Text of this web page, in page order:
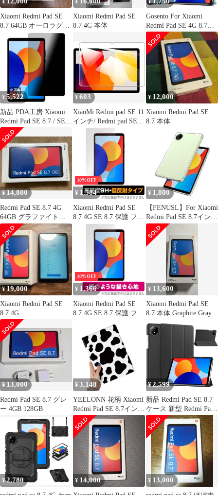
¥
Xiaomi Redmi Pad SE
8.7 64GB オーロラグリ
¥
Xiaomi Redmi Pad SE
8.7 4G 本体
¥
Gosento For Xiaomi
Redmi Pad SE 4G 8.7イ
ンチ ケース 【2024新
型】 スタンド機能付き
開閉式三つ折薄型スタ
ンドケース Xiaomi
Redmi Pad SE 4G 8.7 カ
バー (DJS)
¥ 5,522
新品 PDA工房 Xiaomi
Redmi Pad SE 8.7 / SE
8.7 4G 対応 Privacy
Shield 保護 フィルム 覗
き見防止 反射低減 日本
製
¥603
XiaoMi Redmi pad SE 11
インチ/ Redmi pad SE
8.7インチ ガラスフィル
保護フィルム 強化ガラ
ス 保護シート タブレッ
¥ 12,000
Xiaomi Redmi Pad SE
8.7 本体
¥14,800
Redmi Pad SE 8.7 4G
64GB グラファイトグ
レー 新品未開封
10%OFF
¥ 1,584
Xiaomi Redmi Pad SE
8.7 4G SE 8.7 保護 フィ
ルム OverLay 9H Plus
for シャオミー タブレ
ット 9H 高硬度 アンチ
グレア 反射防止
¥ 1,800
【FENUSL】For Xiaomi
Redmi Pad SE 8.7インチ
ケース 透明TPUケース
カバー 対応Redmi
PadSE 4G 8.7インチタ
ブレットカバー 柔らか
く 耐衝撃性 滑り止め
落下防止超薄全面保護
カバー 四角エアクッシ
ョン専用 ほごシ
¥19,000
Xiaomi Redmi Pad SE
8.7 4G
10%OFF
¥ 1,366
Xiaomi Redmi Pad SE
8.7 4G SE 8.7 保護 フィ
シャオミー タブレット
書き味向上 紙のような
描き心地
¥ 13,600
Xiaomi Redmi Pad SE
8.7 本体 Graphite Gray
¥13,000
Redmi Pad SE 8.7 グレ
ー 4GB 128GB
¥ 3,148
YEELONN 花柄 Xiaomi
Redmi Pad SE 8.7インチ
用 ケース 可愛い フラ
ワー シャオミ xiaomi
redmi pad se 8.7 用 カバ
ー イラスト 印刷 プリ
ント ブック式 手帳型
オートスリープ機能 オ
リジナル, ...
¥2,599
新品 Redmi Pad SE 8.7
ケース 新型 Redmi Pad
SE 8.7 4g ケース カバ
ー スタンド機能付き 保
護ケース Redmi Pad SE
8.7 ケース インチ タブ
レット ケース 三つ折
高級PU レザー カバー
キズ防止 薄型
¥2,780 ¥ 14,000 ¥ 13,000